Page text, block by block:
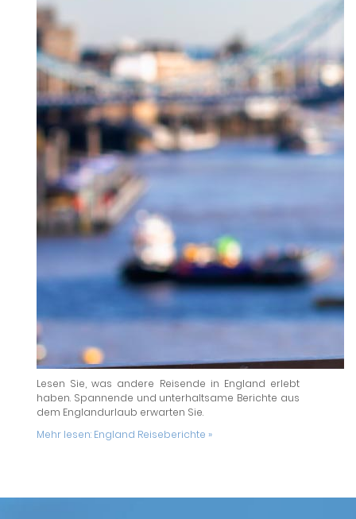
Lesen Sie, was andere Reisende in England erlebt
haben. Spannende und unterhaltsame Berichte aus
dem Englandurlaub erwarten Sie.
Mehr lesen: England Reiseberichte »